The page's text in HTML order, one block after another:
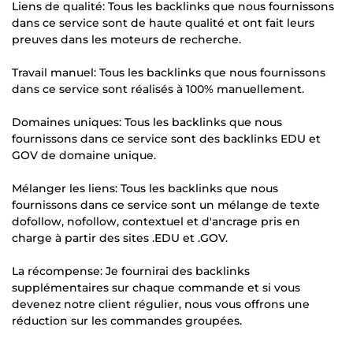
Liens de qualité: Tous les backlinks que nous fournissons
dans ce service sont de haute qualité et ont fait leurs
preuves dans les moteurs de recherche.
Travail manuel: Tous les backlinks que nous fournissons
dans ce service sont réalisés à 100% manuellement.
Domaines uniques: Tous les backlinks que nous
fournissons dans ce service sont des backlinks EDU et
GOV de domaine unique.
Mélanger les liens: Tous les backlinks que nous
fournissons dans ce service sont un mélange de texte
dofollow, nofollow, contextuel et d'ancrage pris en
charge à partir des sites .EDU et .GOV.
La récompense: Je fournirai des backlinks
supplémentaires sur chaque commande et si vous
devenez notre client régulier, nous vous offrons une
réduction sur les commandes groupées.